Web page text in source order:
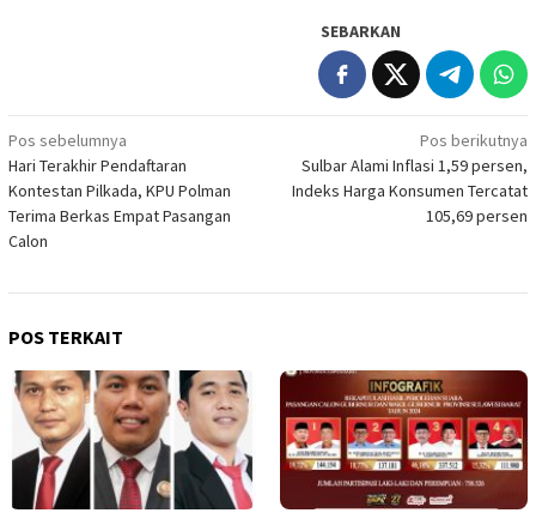
SEBARKAN
Navigasi
pos
Pos sebelumnya
Hari Terakhir Pendaftaran
Kontestan Pilkada, KPU Polman
Terima Berkas Empat Pasangan
Calon
Pos berikutnya
Sulbar Alami Inflasi 1,59 persen,
Indeks Harga Konsumen Tercatat
105,69 persen
POS TERKAIT